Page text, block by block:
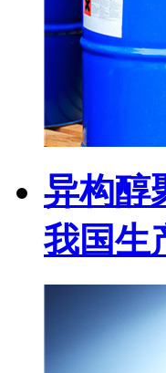
异构醇
我国生